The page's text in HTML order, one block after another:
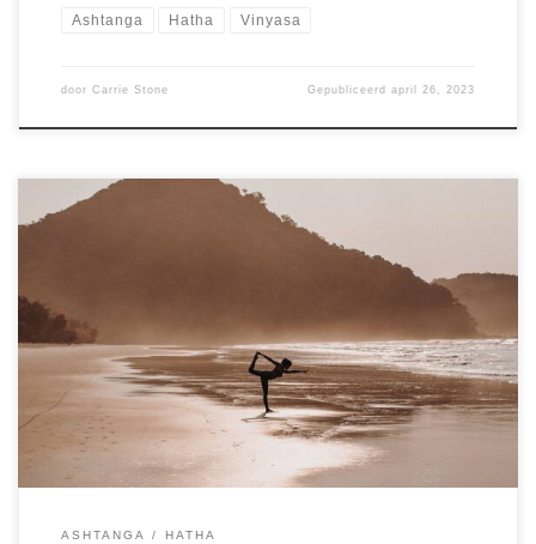
Ashtanga Hatha Vinyasa
door Carrie Stone Gepubliceerdapril 26, 2023
Sed ut perspiciatis unde omnis iste natus error sit voluptatem.
accusantium doloremque laudantium, totam rem aperiam, eaque
ipsa quae ab illo inventore veritatis et quasi architecto beatae
vitae dicta sunt explicabo. Nemo enim ipsam voluptatem quia
voluptas sit aspernatur aut odit aut fugit, sed quia consequuntur
magni dolores eos qui ratione voluptatem sequi nesciunt. Neque
porro quisquam est, qui dolorem ipsum quia dolor sit amet,
consectetur, adipisci velit, sed quia non numquam eius modi
tempora incidunt ut labore et dolore magnam aliquam quaerat
voluptatem. Ut enim ad minima veniam, quis nostrum
exercitationem ullam corporis suscipit laboriosam, aute irure dolor
in reprehenderit voluptate velit nisi ut
ASHTANGA HATHA